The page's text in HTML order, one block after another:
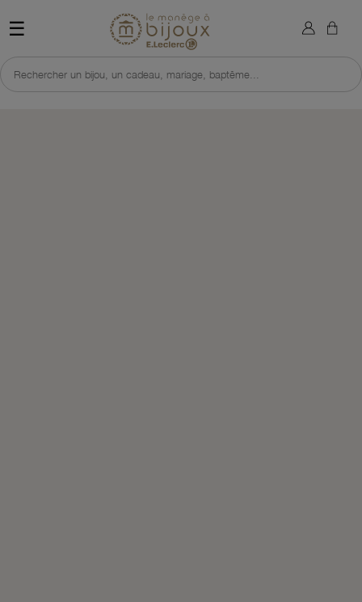
☰ Retour à l'accueil du site
Rechercher un bijou, un cadeau, mariage, baptême...
×